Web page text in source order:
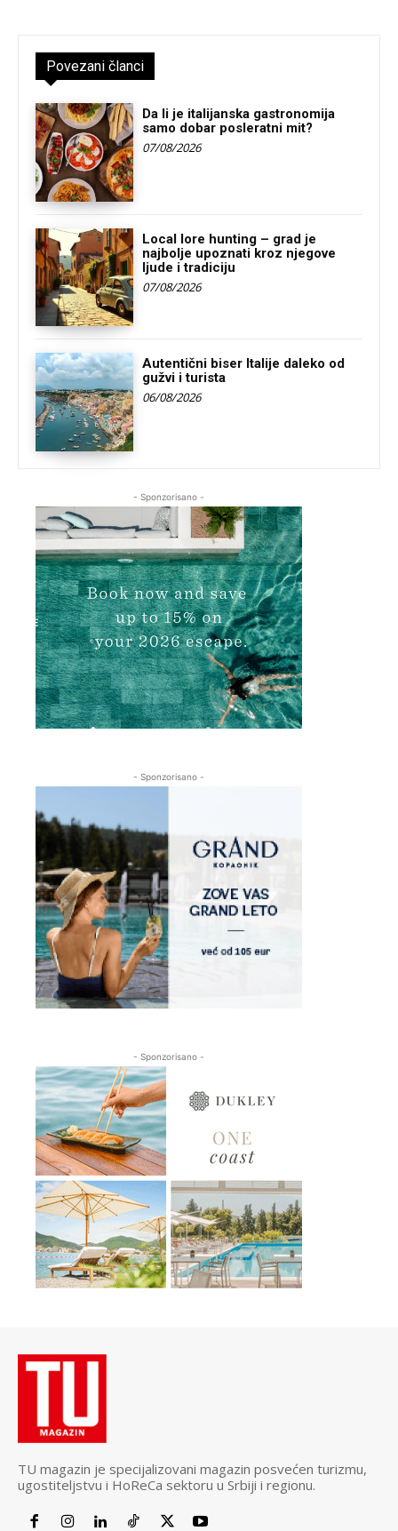
Povezani članci
Da li je italijanska gastronomija
samo dobar posleratni mit?
07/08/2026
Local lore hunting – grad je
najbolje upoznati kroz njegove
ljude i tradiciju
07/08/2026
Autentični biser Italije daleko od
gužvi i turista
06/08/2026
- Sponzorisano -
- Sponzorisano -
- Sponzorisano -
TU magazin je specijalizovani magazin posvećen turizmu,
ugostiteljstvu i HoReCa sektoru u Srbiji i regionu.